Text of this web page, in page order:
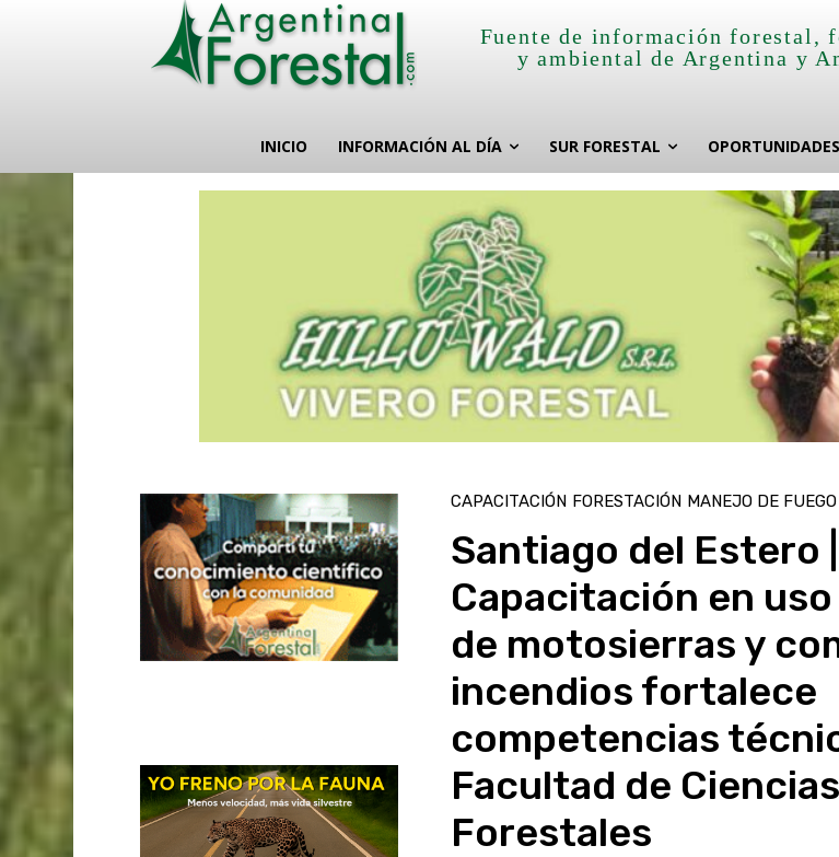
Fuente de información forestal,
y ambiental de Argentina y
INICIO INFORMACIÓN AL DÍA SUR FORESTAL
CAPACITACIÓN FORESTACIÓN MANEJO DE FUEGO
Santiago del Estero |
Capacitación en
de motosierras y
incendios fortalece
competencias
Facultad de Ciencias
Forestales